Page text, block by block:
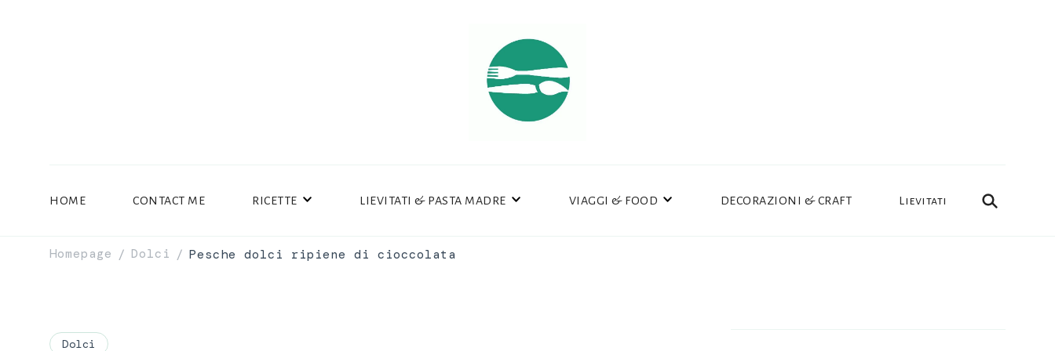
HOME CONTACT ME RICETTE LIEVITATI & PASTA MADRE VIAGGI & FOOD DECORAZIONI & CRAFT Lievitati
Homepage / Dolci / Pesche dolci ripiene di cioccolata
Dolci